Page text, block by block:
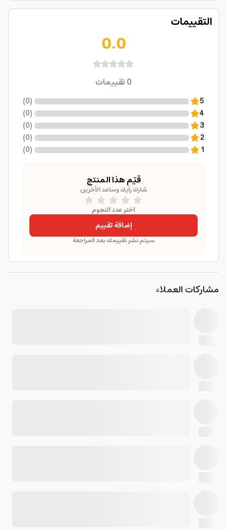
التقييمات
0.0
0تقييمات
5
(
0
)
4
(
0
)
3
(
0
)
2
(
0
)
1
(
0
)
قيّم هذا المنتج
شارك رأيك وساعد الآخرين
اختر عدد النجوم
إضافة تقييم
سيتم نشر تقييمك بعد المراجعة
مشاركات العملاء